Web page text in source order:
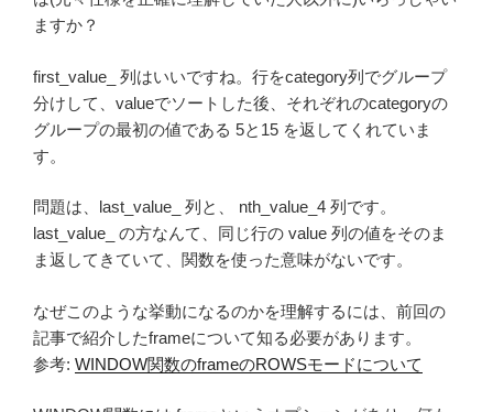
ますか？
first_value_ 列はいいですね。行をcategory列でグループ
分けして、valueでソートした後、それぞれのcategoryの
グループの最初の値である 5と15 を返してくれていま
す。
問題は、last_value_ 列と、 nth_value_4 列です。
last_value_ の方なんて、同じ行の value 列の値をそのま
ま返してきていて、関数を使った意味がないです。
なぜこのような挙動になるのかを理解するには、前回の
記事で紹介したframeについて知る必要があります。
参考: WINDOW関数のframeのROWSモードについて